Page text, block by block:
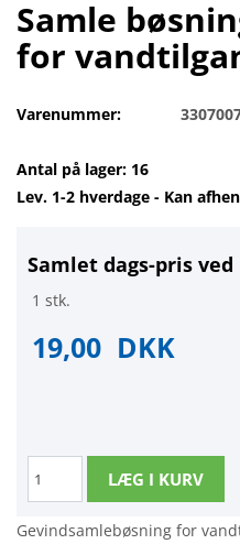
Samle
for
Varenummer:
Antal på lager: 16
Lev. 1-2 hverdage - Kan
Samlet dags-pris ved
1 stk.
19,00 DKK
Gevindsamlebøsning for